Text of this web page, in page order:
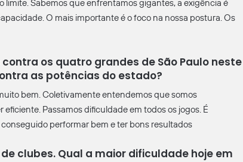
Sabemos que enfrentamos gigantes, a exigência é
O mais importante é o foco na nossa postura. Os
os quatro grandes de São Paulo neste
as potências do estado?
bem. Coletivamente entendemos que somos
Passamos dificuldade em todos os jogos. É
performar bem e ter bons resultados
clubes. Qual a maior dificuldade hoje em